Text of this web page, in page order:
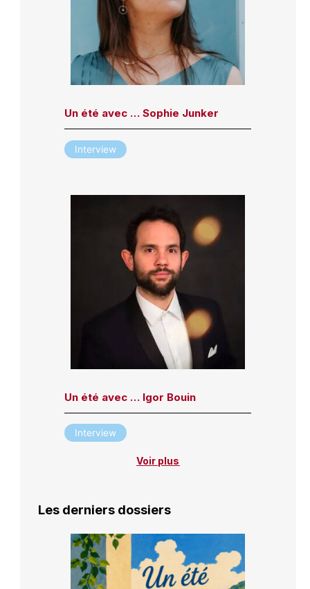
Un été avec … Sophie Junker
Interview
Un été avec … Igor Bouin
Interview
Voir plus
Les derniers dossiers